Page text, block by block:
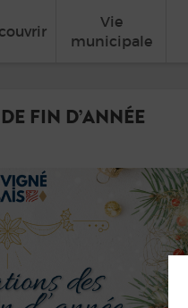
Vie
municipale
FIN D’ANNÉE